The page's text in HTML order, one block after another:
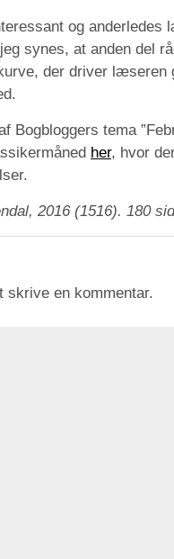
og anderledes
synes, at anden del
der driver læseren
Bogbloggers tema
her, hvor
2016 (1516). 180
skrive en kommentar.